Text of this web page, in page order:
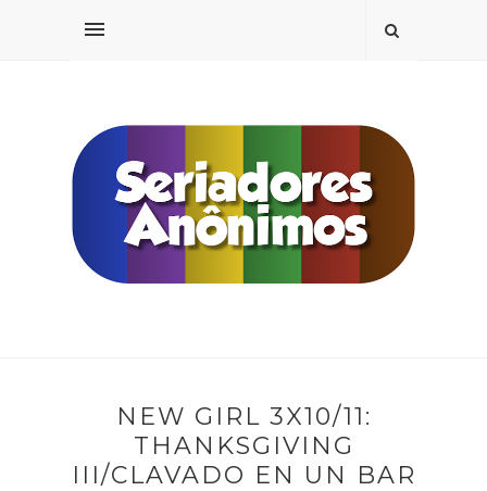
NEW GIRL 3X10/11:
THANKSGIVING
III/CLAVADO EN UN BAR